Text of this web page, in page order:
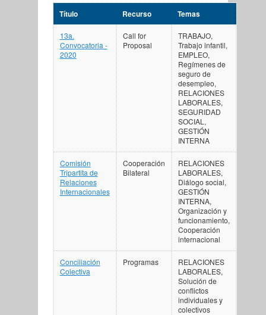
Título Recurso Temas
13a.
Convocatoria -
2020
Call for
Proposal
TRABAJO,
Trabajo infantil,
EMPLEO,
Regímenes de
seguro de
desempleo,
RELACIONES
LABORALES,
SEGURIDAD
SOCIAL,
GESTIÓN
INTERNA
Comisión
Tripartita de
Relaciones
Internacionales
Cooperación
Bilateral
RELACIONES
LABORALES,
Diálogo social,
GESTIÓN
INTERNA,
Organización y
funcionamiento,
Cooperación
internacional
Conciliación
Colectiva
Programas
RELACIONES
LABORALES,
Solución de
conflictos
individuales y
colectivos